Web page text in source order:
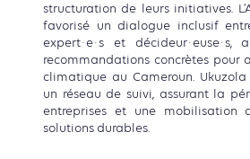
structuration de leurs initiatives.
favorisé un dialogue inclusif
expert·e·s et décideur·euse·s,
recommandations concrètes pour
climatique au Cameroun.
un réseau de suivi, assurant la
entreprises et une mobilisation
solutions durables.